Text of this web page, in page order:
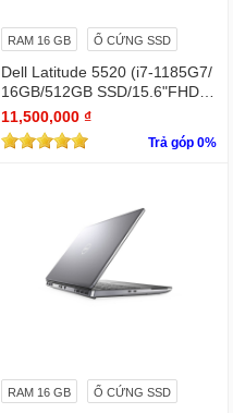
RAM 16 GB Ổ CỨNG SSD
Dell Latitude 5520 (i7-1185G7/
16GB/512GB SSD/15.6"FHD/Iri
s Xe Graphics/Win11Pro)
11,500,000 ₫
Trả góp 0%
RAM 16 GB Ổ CỨNG SSD